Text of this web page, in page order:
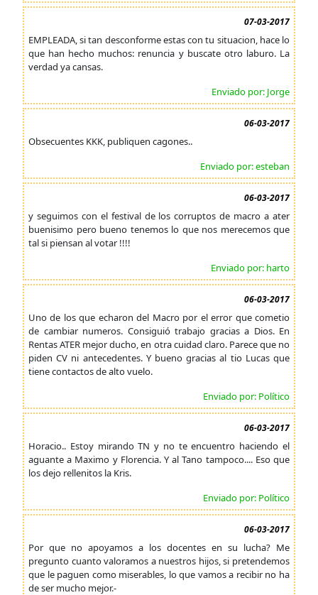
07-03-2017
EMPLEADA, si tan desconforme estas con tu situacion, hace lo
que han hecho muchos: renuncia y buscate otro laburo. La
verdad ya cansas.
Enviado por: Jorge
06-03-2017
Obsecuentes KKK, publiquen cagones..
Enviado por: esteban
06-03-2017
y seguimos con el festival de los corruptos de macro a ater
buenisimo pero bueno tenemos lo que nos merecemos que
tal si piensan al votar !!!!
Enviado por: harto
06-03-2017
Uno de los que echaron del Macro por el error que cometio
de cambiar numeros. Consiguió trabajo gracias a Dios. En
Rentas ATER mejor ducho, en otra cuidad claro. Parece que no
piden CV ni antecedentes. Y bueno gracias al tio Lucas que
tiene contactos de alto vuelo.
Enviado por: Político
06-03-2017
Horacio.. Estoy mirando TN y no te encuentro haciendo el
aguante a Maximo y Florencia. Y al Tano tampoco.... Eso que
los dejo rellenitos la Kris.
Enviado por: Político
06-03-2017
Por que no apoyamos a los docentes en su lucha? Me
pregunto cuanto valoramos a nuestros hijos, si pretendemos
que le paguen como miserables, lo que vamos a recibir no ha
de ser mucho mejor.-